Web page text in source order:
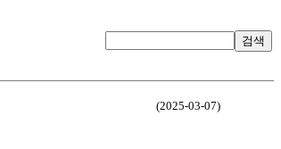
검색
(2025-03-07)